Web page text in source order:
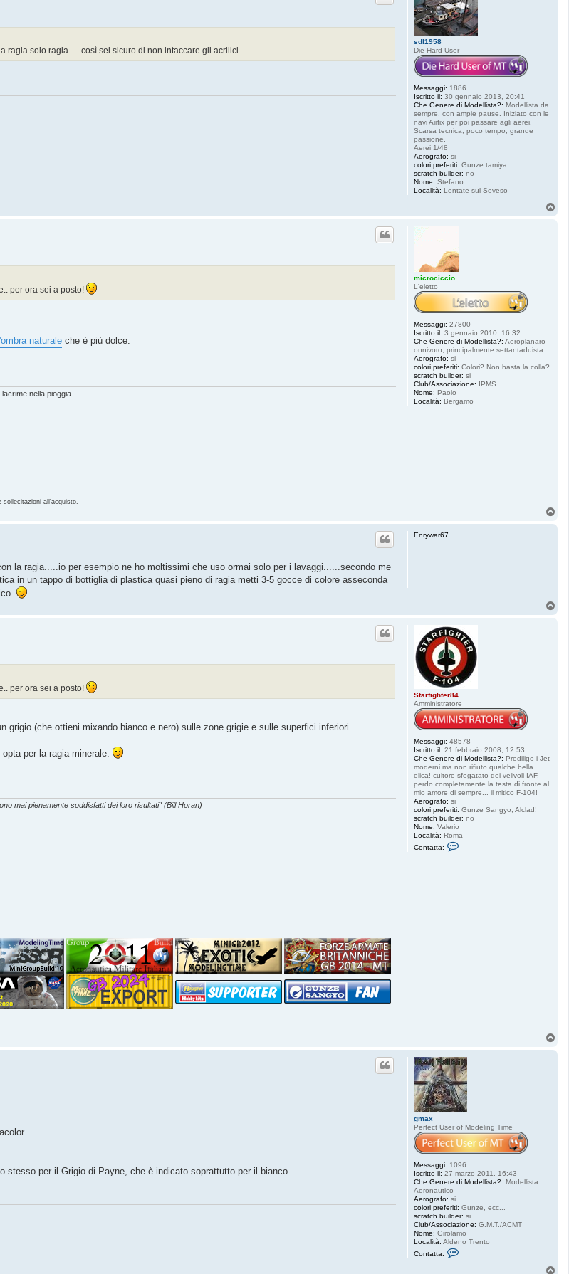
sdl1958
Die Hard User
Messaggi: 1886
Iscritto il: 30 gennaio 2013, 20:41
Che Genere di Modellista?: Modellista da
sempre, con ampie pause. Iniziato con le
navi Airfix per poi passare agli aerei.
Scarsa tecnica, poco tempo, grande
passione.
Aerei 1/48
Aerografo: si
colori preferiti: Gunze tamiya
scratch builder: no
Nome: Stefano
Località: Lentate sul Seveso
ragia solo ragia .... così sei sicuro di non intaccare gli acrilici.
microciccio
L'eletto
Messaggi: 27800
Iscritto il: 3 gennaio 2010, 16:32
Che Genere di Modellista?: Aeroplanaro
onnivoro; principalmente settantaduista.
Aerografo: si
colori preferiti: Colori? Non basta la colla?
scratch builder: si
Club/Associazione: IPMS
Nome: Paolo
Località: Bergamo
per ora sei a posto!
naturale che è più dolce.
nella pioggia...
all'acquisto.
Enrywar67
la ragia.....io per esempio ne ho moltissimi che uso ormai solo per i lavaggi......secondo me
in un tappo di bottiglia di plastica quasi pieno di ragia metti 3-5 gocce di colore asseconda
Starfighter84
Amministratore
Messaggi: 48578
Iscritto il: 21 febbraio 2008, 12:53
Che Genere di Modellista?: Prediligo i Jet
moderni ma non rifiuto qualche bella
elica! cultore sfegatato dei velivoli IAF,
perdo completamente la testa di fronte al
mio amore di sempre... il mitico F-104!
Aerografo: si
colori preferiti: Gunze Sangyo, Alclad!
scratch builder: no
Nome: Valerio
Località: Roma
Contatta:
per ora sei a posto!
(che ottieni mixando bianco e nero) sulle zone grigie e sulle superfici inferiori.
per la ragia minerale.
mai pienamente soddisfatti dei loro risultati" (Bill Horan)
gmax
Perfect User of Modeling Time
Messaggi: 1096
Iscritto il: 27 marzo 2011, 16:43
Che Genere di Modellista?: Modellista
Aeronautico
Aerografo: si
colori preferiti: Gunze, ecc...
scratch builder: si
Club/Associazione: G.M.T./ACMT
Nome: Girolamo
Località: Aldeno Trento
Contatta:
stesso per il Grigio di Payne, che è indicato soprattutto per il bianco.